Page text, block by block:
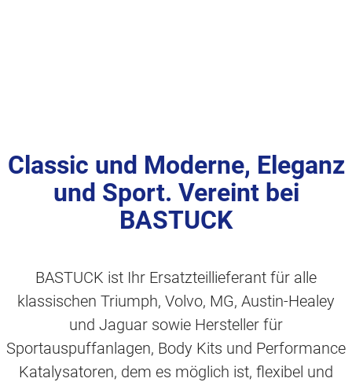
Classic und Moderne, Eleganz
und Sport. Vereint bei
BASTUCK
BASTUCK ist Ihr Ersatzteillieferant für alle
klassischen Triumph, Volvo, MG, Austin-Healey
und Jaguar sowie Hersteller für
Sportauspuffanlagen, Body Kits und Performance
Katalysatoren, dem es möglich ist, flexibel und